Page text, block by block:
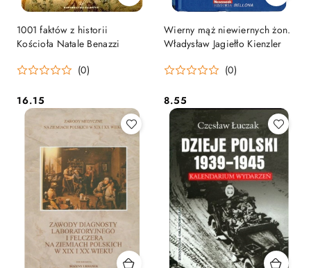
1001 faktów z historii
Kościoła Natale Benazzi
(0)
Cena:
16.15
Wierny mąż niewiernych żon.
Władysław Jagiełło Kienzler
(0)
Cena:
8.55